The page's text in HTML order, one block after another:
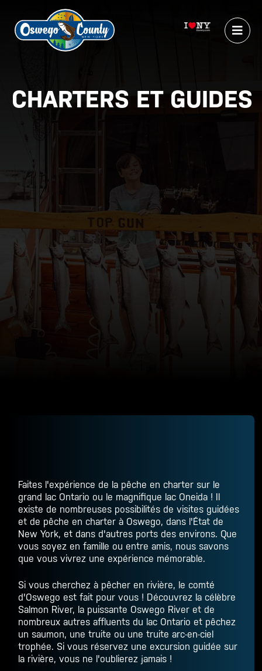
CHARTERS ET GUIDES
Faites l'expérience de la pêche en charter sur le
grand lac Ontario ou le magnifique lac Oneida ! Il
existe de nombreuses possibilités de visites guidées
et de pêche en charter à Oswego, dans l'État de
New York, et dans d'autres ports des environs. Que
vous soyez en famille ou entre amis, nous savons
que vous vivrez une expérience mémorable.
Si vous cherchez à pêcher en rivière, le comté
d'Oswego est fait pour vous ! Découvrez la célèbre
Salmon River, la puissante Oswego River et de
nombreux autres affluents du lac Ontario et pêchez
un saumon, une truite ou une truite arc-en-ciel
trophée. Si vous réservez une excursion guidée sur
la rivière, vous ne l'oublierez jamais !